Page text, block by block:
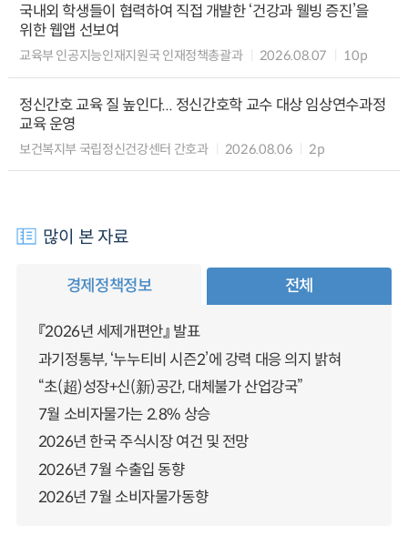
국내외 학생들이 협력하여 직접 개발한 ‘건강과 웰빙 증진’을
위한 웹앱 선보여
교육부 인공지능인재지원국 인재정책총괄과 2026.08.07 10p
정신간호 교육 질 높인다... 정신간호학 교수 대상 임상연수과정
교육 운영
보건복지부 국립정신건강센터 간호과 2026.08.06 2p
많이 본 자료
경제정책정보 전체
『2026년 세제개편안』 발표
과기정통부, ‘누누티비 시즌2’에 강력 대응 의지 밝혀
“초(超)성장+신(新)공간, 대체불가 산업강국”
7월 소비자물가는 2.8% 상승
2026년 한국 주식시장 여건 및 전망
2026년 7월 수출입 동향
2026년 7월 소비자물가동향